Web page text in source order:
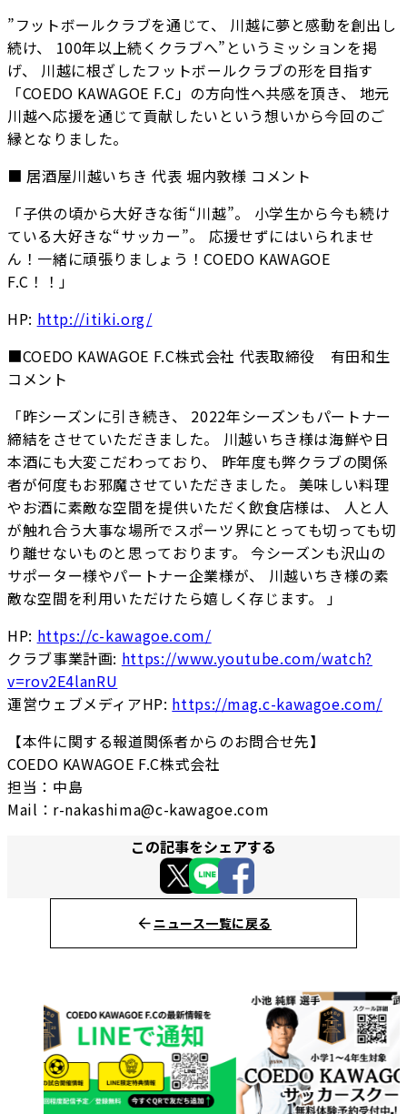
”フットボールクラブを通じて、 川越に夢と感動を創出し
続け、 100年以上続くクラブへ”というミッションを掲
げ、 川越に根ざしたフットボールクラブの形を目指す
「COEDO KAWAGOE F.C」の方向性へ共感を頂き、 地元
川越へ応援を通じて貢献したいという想いから今回のご
縁となりました。
■ 居酒屋川越いちき 代表 堀内敦様 コメント
「子供の頃から大好きな街“川越”。 小学生から今も続け
ている大好きな“サッカー”。 応援せずにはいられませ
ん！一緒に頑張りましょう！COEDO KAWAGOE
F.C！！」
HP: http://itiki.org/
■COEDO KAWAGOE F.C株式会社 代表取締役 有田和生
コメント
「昨シーズンに引き続き、 2022年シーズンもパートナー
締結をさせていただきました。 川越いちき様は海鮮や日
本酒にも大変こだわっており、 昨年度も弊クラブの関係
者が何度もお邪魔させていただきました。 美味しい料理
やお酒に素敵な空間を提供いただく飲食店様は、 人と人
が触れ合う大事な場所でスポーツ界にとっても切っても切
り離せないものと思っております。 今シーズンも沢山の
サポーター様やパートナー企業様が、 川越いちき様の素
敵な空間を利用いただけたら嬉しく存じます。 」
HP: https://c-kawagoe.com/
クラブ事業計画: https://www.youtube.com/watch?
v=rov2E4lanRU
運営ウェブメディアHP: https://mag.c-kawagoe.com/
【本件に関する報道関係者からのお問合せ先】
COEDO KAWAGOE F.C株式会社
担当：中島
Mail：r-nakashima@c-kawagoe.com
この記事をシェアする
ニュース一覧に戻る